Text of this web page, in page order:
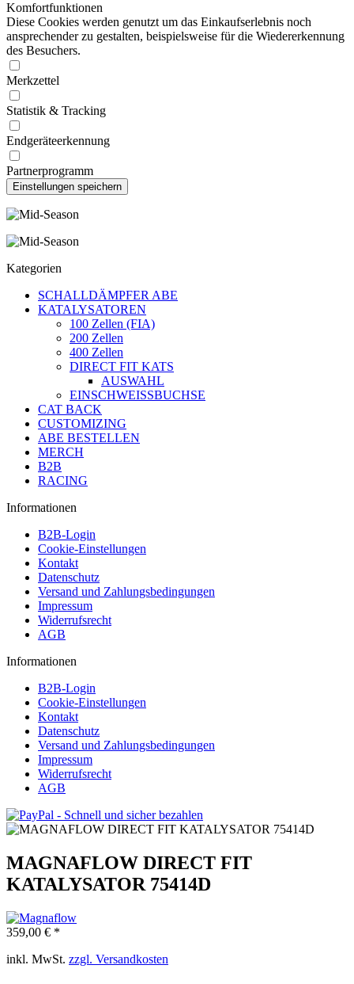
Komfortfunktionen
Diese Cookies werden genutzt um das Einkaufserlebnis noch
ansprechender zu gestalten, beispielsweise für die Wiedererkennung
des Besuchers.
Merkzettel
Statistik & Tracking
Endgeräteerkennung
Partnerprogramm
Kategorien
SCHALLDÄMPFER ABE
KATALYSATOREN
100 Zellen (FIA)
200 Zellen
400 Zellen
DIRECT FIT KATS
AUSWAHL
EINSCHWEISSBUCHSE
CAT BACK
CUSTOMIZING
ABE BESTELLEN
MERCH
B2B
RACING
Informationen
B2B-Login
Cookie-Einstellungen
Kontakt
Datenschutz
Versand und Zahlungsbedingungen
Impressum
Widerrufsrecht
AGB
Informationen
B2B-Login
Cookie-Einstellungen
Kontakt
Datenschutz
Versand und Zahlungsbedingungen
Impressum
Widerrufsrecht
AGB
MAGNAFLOW DIRECT FIT
KATALYSATOR 75414D
359,00 € *
inkl. MwSt. zzgl. Versandkosten